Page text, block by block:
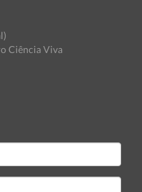
Ciência Viva